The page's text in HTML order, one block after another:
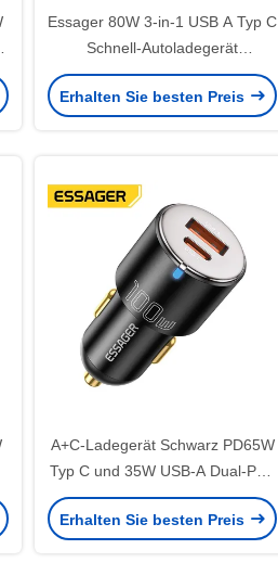
Essager 80W 3-in-1 USB A Typ C
Schnell-Autoladegerät
Aluminiumlegierung
Digitalanzeige
Erhalten Sie besten Preis
A+C-Ladegerät Schwarz PD65W
Typ C und 35W USB-A Dual-Port
100W-Ladegerät
Erhalten Sie besten Preis